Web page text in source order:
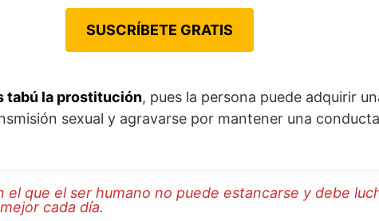
SUSCRÍBETE GRATIS
tabú la prostitución, pues la persona puede adquirir
sexual y agravarse por mantener una
el que el ser humano no puede estancarse y debe
cada día.